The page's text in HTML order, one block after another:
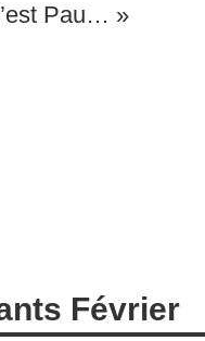
Pau… »
Février